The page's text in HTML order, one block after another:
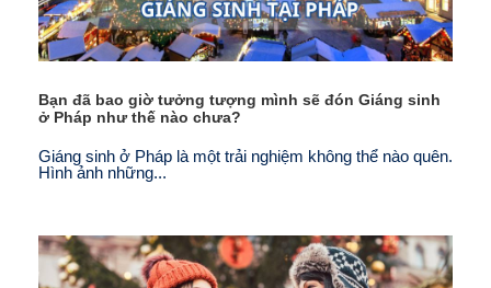
Bạn đã bao giờ tưởng tượng mình sẽ đón Giáng sinh
ở Pháp như thế nào chưa?
Giáng sinh ở Pháp là một trải nghiệm không thể nào quên.
Hình ảnh những...